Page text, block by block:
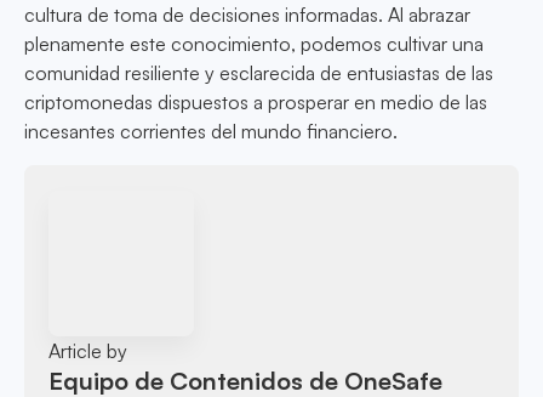
cultura de toma de decisiones informadas. Al abrazar
plenamente este conocimiento, podemos cultivar una
comunidad resiliente y esclarecida de entusiastas de las
criptomonedas dispuestos a prosperar en medio de las
incesantes corrientes del mundo financiero.
Article by
Equipo de Contenidos de OneSafe